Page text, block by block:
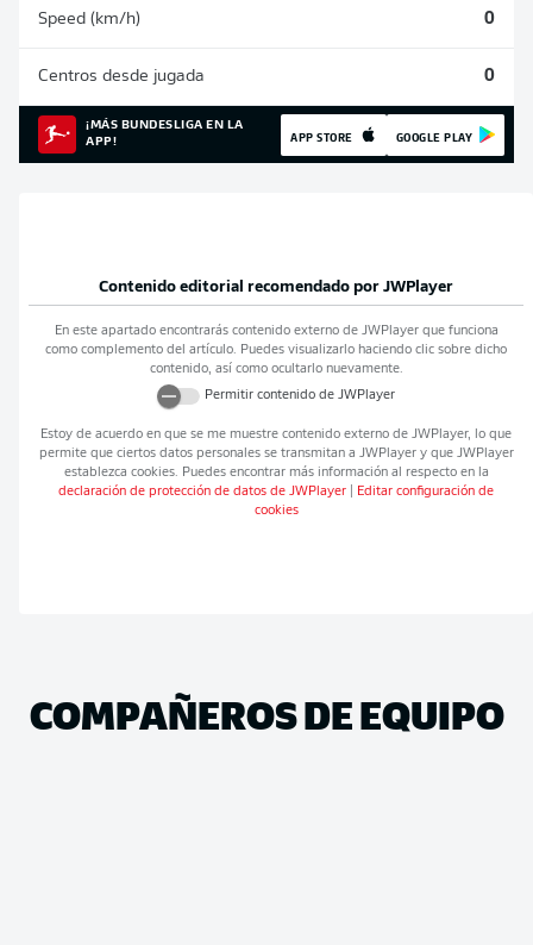
Speed (km/h) 0
Centros desde jugada 0
¡MÁS BUNDESLIGA EN LA
APP!
APP STORE GOOGLE PLAY
Contenido editorial recomendado por JWPlayer
En este apartado encontrarás contenido externo de JWPlayerque funciona
como complemento del artículo. Puedes visualizarlo haciendo clic sobre dicho
contenido, así como ocultarlo nuevamente.
Permitir contenido de JWPlayer
Estoy de acuerdo en que se me muestre contenido externo de JWPlayer, lo que
permite que ciertos datos personales se transmitan a JWPlayery que JWPlayer
establezca cookies. Puedes encontrar más información al respecto en la
declaración de protección de datos de JWPlayer
Editar configuración de
cookies
COMPAÑEROS DE EQUIPO